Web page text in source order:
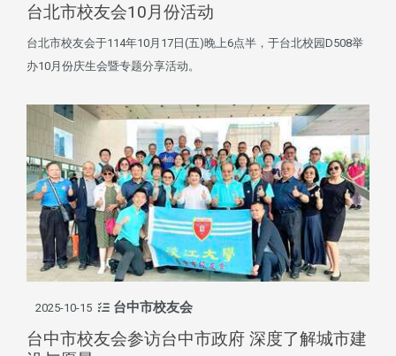
台北市校友会10月份活动
台北市校友会于114年10月17日(五)晚上6点半，于台北校园D508举
办10月份庆生会暨专题分享活动。
2025-10-15 台中市校友会
台中市校友会参访台中市政府 深度了解城市建